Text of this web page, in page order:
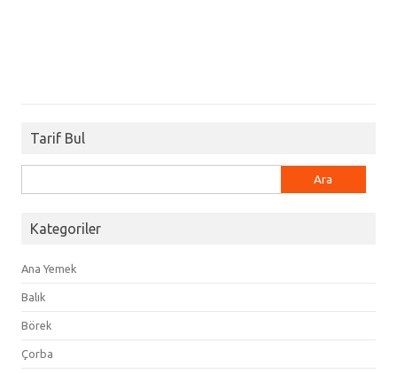
Tarif Bul
Kategoriler
Ana Yemek
Balık
Börek
Çorba